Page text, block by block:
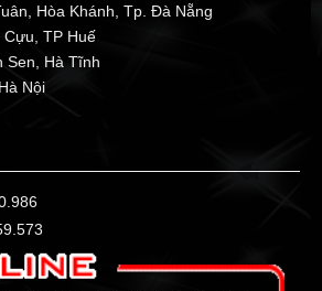
Hòa Khánh, Tp. Đà Nẵng
TP Huế
Sen, Hà Tĩnh
Nội